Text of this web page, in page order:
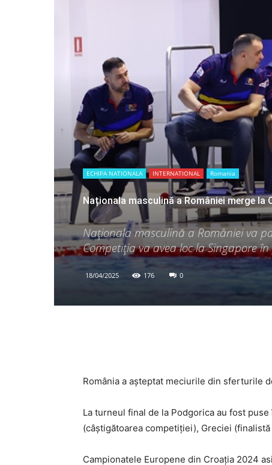
ECHIPA NATIONALA INTERNATIONAL Romania
Naționala masculină a României merge la
Naționala masculină a României va
Competiţia va avea loc la Singapore
18/04/2025 176 0
România a aşteptat meciurile din sferturile
La turneul final de la Podgorica au fost
(câştigătoarea competiţiei), Greciei
Campionatele Europene din Croaţia 2024